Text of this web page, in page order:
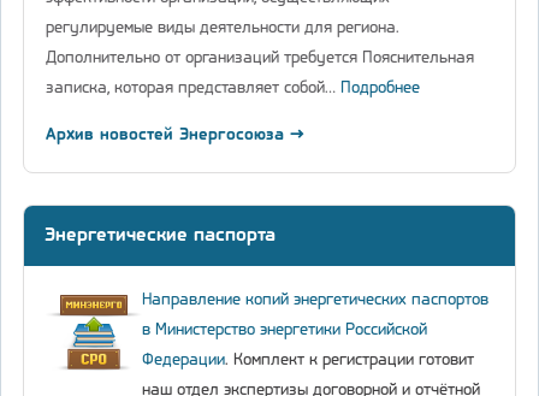
регулируемые виды деятельности для региона.
Дополнительно от организаций требуется Пояснительная
записка, которая представляет собой… Подробнее
Архив новостей Энергосоюза →
Энергетические паспорта
Направление копий энергетических паспортов
в Министерство энергетики Российской
Федерации. Комплект к регистрации готовит
наш отдел экспертизы договорной и отчётной